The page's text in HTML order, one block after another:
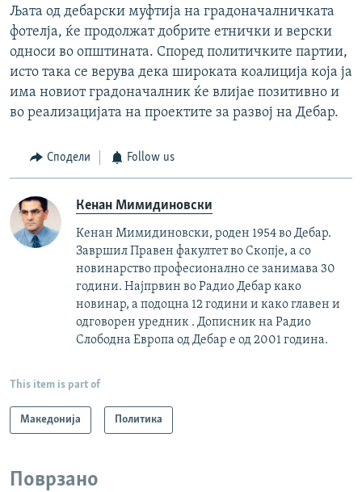
Љата од дебарски муфтија на градоначалничката
фотелја, ќе продолжат добрите етнички и верски
односи во општината. Според политичките партии,
исто така се верува дека широката коалиција која ја
има новиот градоначалник ќе влијае позитивно и
во реализацијата на проектите за развој на Дебар.
Сподели Follow us
Кенан Мимидиновски
Кенан Мимидиновски, роден 1954 во Дебар.
Завршил Правен факултет во Скопје, а со
новинарство професионално се занимава 30
години. Најпрвин во Радио Дебар како
новинар, а подоцна 12 години и како главен и
одговорен уредник . Дописник на Радио
Слободна Европа од Дебар е од 2001 година.
This item is part of
Македонија Политика
Поврзано